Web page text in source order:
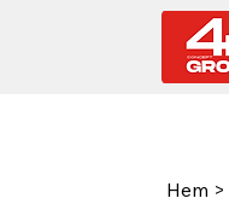
Hem >